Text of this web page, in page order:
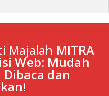
Majalah MITRA
Web: Mudah
Dibaca dan